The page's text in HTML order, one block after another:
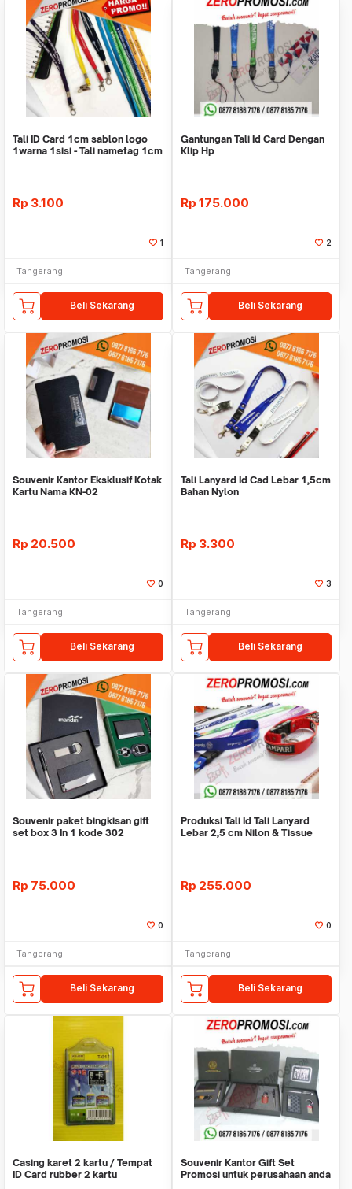
Tali ID Card 1cm sablon logo
1warna 1sisi - Tali nametag 1cm
Rp 3.100
1
Tangerang
Beli Sekarang
Gantungan Tali Id Card Dengan
Klip Hp
Rp 175.000
2
Tangerang
Beli Sekarang
Souvenir Kantor Eksklusif Kotak
Kartu Nama KN-02
Rp 20.500
0
Tangerang
Beli Sekarang
Tali Lanyard Id Cad Lebar 1,5cm
Bahan Nylon
Rp 3.300
3
Tangerang
Beli Sekarang
Souvenir paket bingkisan gift
set box 3 In 1 kode 302
Rp 75.000
0
Tangerang
Beli Sekarang
Produksi Tali Id Tali Lanyard
Lebar 2,5 cm Nilon & Tissue
Rp 255.000
0
Tangerang
Beli Sekarang
Casing karet 2 kartu / Tempat
ID Card rubber 2 kartu
Souvenir Kantor Gift Set
Promosi untuk perusahaan anda